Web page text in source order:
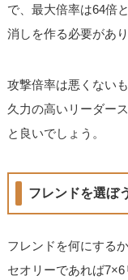
で、最大倍率は64倍
消しを作る必要があ
攻撃倍率は悪くない
久力の高いリーダー
と良いでしょう。
フレンドを選ぼ
フレンドを何にする
セオリーであれば